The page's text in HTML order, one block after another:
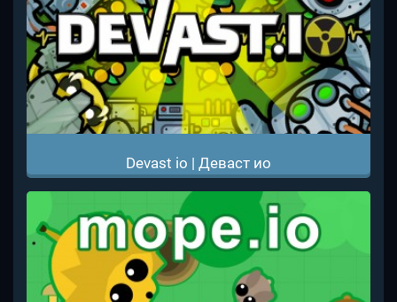
Devast io | Деваст ио